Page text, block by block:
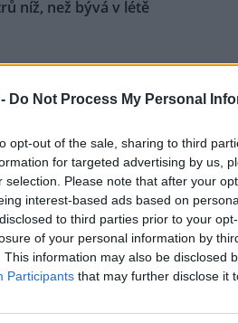
Do Not Process My Personal
opt-out of the sale, sharing to third
for targeted advertising by us,
selection. Please note that after your
interest-based ads based on
to third parties prior to your
of your personal information by
This information may also be disclosed
Participants that may further disclose it
níž, než bývá v létě
vodní nádrže Vír na
je oproti běžnému stavu v
asi o osm metrů. Z vody už
cesty. Nádrž je ale pořád
do vodáren, i když je letošní
řekl ČTK vedoucí hrázný
za postup MŽP v